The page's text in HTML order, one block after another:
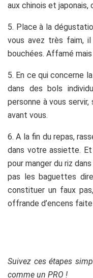
aux chinois et
5. Place à la
vous avez très faim,
bouchées. Affamé
5. En ce qui concerne
dans des bols
personne à vous
avant vous.
6. A la fin du repas,
dans votre assiette.
pour manger du riz
pas les baguettes
constituer un faux
offrande d’encens
Suivez ces étapes
comme un PRO !